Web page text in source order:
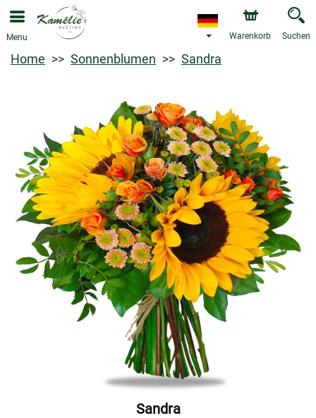
Menu Warenkorb Suchen
Home Sonnenblumen Sandra
Sandra